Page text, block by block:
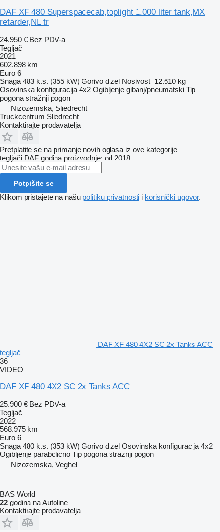
DAF XF 480 Superspacecab,toplight 1.000 liter tank,MX
retarder,NL tr
24.950 € Bez PDV-a
Tegljač
2021
602.898 km
Euro 6
Snaga 483 k.s. (355 kW) Gorivo dizel Nosivost 12.610 kg
Osovinska konfiguracija 4x2 Ogibljenje gibanj/pneumatski Tip
pogona stražnji pogon
Nizozemska, Sliedrecht
Truckcentrum Sliedrecht
Kontaktirajte prodavatelja
Pretplatite se na primanje novih oglasa iz ove kategorije
tegljači DAF godina proizvodnje: od 2018
Potpišite se
Klikom pristajete na našu politiku privatnosti i korisnički ugovor.
DAF XF 480 4X2 SC 2x Tanks ACC
tegljač
36
VIDEO
DAF XF 480 4X2 SC 2x Tanks ACC
25.900 € Bez PDV-a
Tegljač
2022
568.975 km
Euro 6
Snaga 480 k.s. (353 kW) Gorivo dizel Osovinska konfiguracija 4x2
Ogibljenje parabolično Tip pogona stražnji pogon
Nizozemska, Veghel
BAS World
22 godina na Autoline
Kontaktirajte prodavatelja